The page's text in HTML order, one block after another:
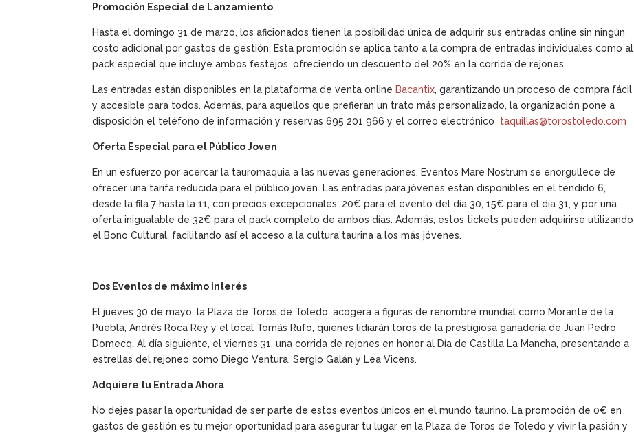
Promoción Especial de Lanzamiento
Hasta el domingo 31 de marzo, los aficionados tienen la posibilidad única de adquirir sus entradas online sin ningún
costo adicional por gastos de gestión. Esta promoción se aplica tanto a la compra de entradas individuales como al
pack especial que incluye ambos festejos, ofreciendo un descuento del 20% en la corrida de rejones.
Las entradas están disponibles en la plataforma de venta online Bacantix, garantizando un proceso de compra fácil
y accesible para todos. Además, para aquellos que prefieran un trato más personalizado, la organización pone a
disposición el teléfono de información y reservas 695 201 966 y el correo electrónico taquillas@torostoledo.com
Oferta Especial para el Público Joven
En un esfuerzo por acercar la tauromaquia a las nuevas generaciones, Eventos Mare Nostrum se enorgullece de
ofrecer una tarifa reducida para el público joven. Las entradas para jóvenes están disponibles en el tendido 6,
desde la fila 7 hasta la 11, con precios excepcionales: 20€ para el evento del día 30, 15€ para el día 31, y por una
oferta inigualable de 32€ para el pack completo de ambos días. Además, estos tickets pueden adquirirse utilizando
el Bono Cultural, facilitando así el acceso a la cultura taurina a los más jóvenes.
Dos Eventos de máximo interés
El jueves 30 de mayo, la Plaza de Toros de Toledo, acogerá a figuras de renombre mundial como Morante de la
Puebla, Andrés Roca Rey y el local Tomás Rufo, quienes lidiarán toros de la prestigiosa ganadería de Juan Pedro
Domecq. Al día siguiente, el viernes 31, una corrida de rejones en honor al Día de Castilla La Mancha, presentando a
estrellas del rejoneo como Diego Ventura, Sergio Galán y Lea Vicens.
Adquiere tu Entrada Ahora
No dejes pasar la oportunidad de ser parte de estos eventos únicos en el mundo taurino. La promoción de 0€ en
gastos de gestión es tu mejor oportunidad para asegurar tu lugar en la Plaza de Toros de Toledo y vivir la pasión y